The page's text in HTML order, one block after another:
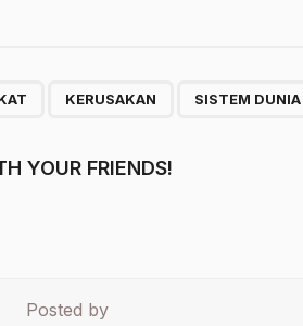
KERUSAKAN SISTEM DUNIA
YOUR FRIENDS!
Posted by